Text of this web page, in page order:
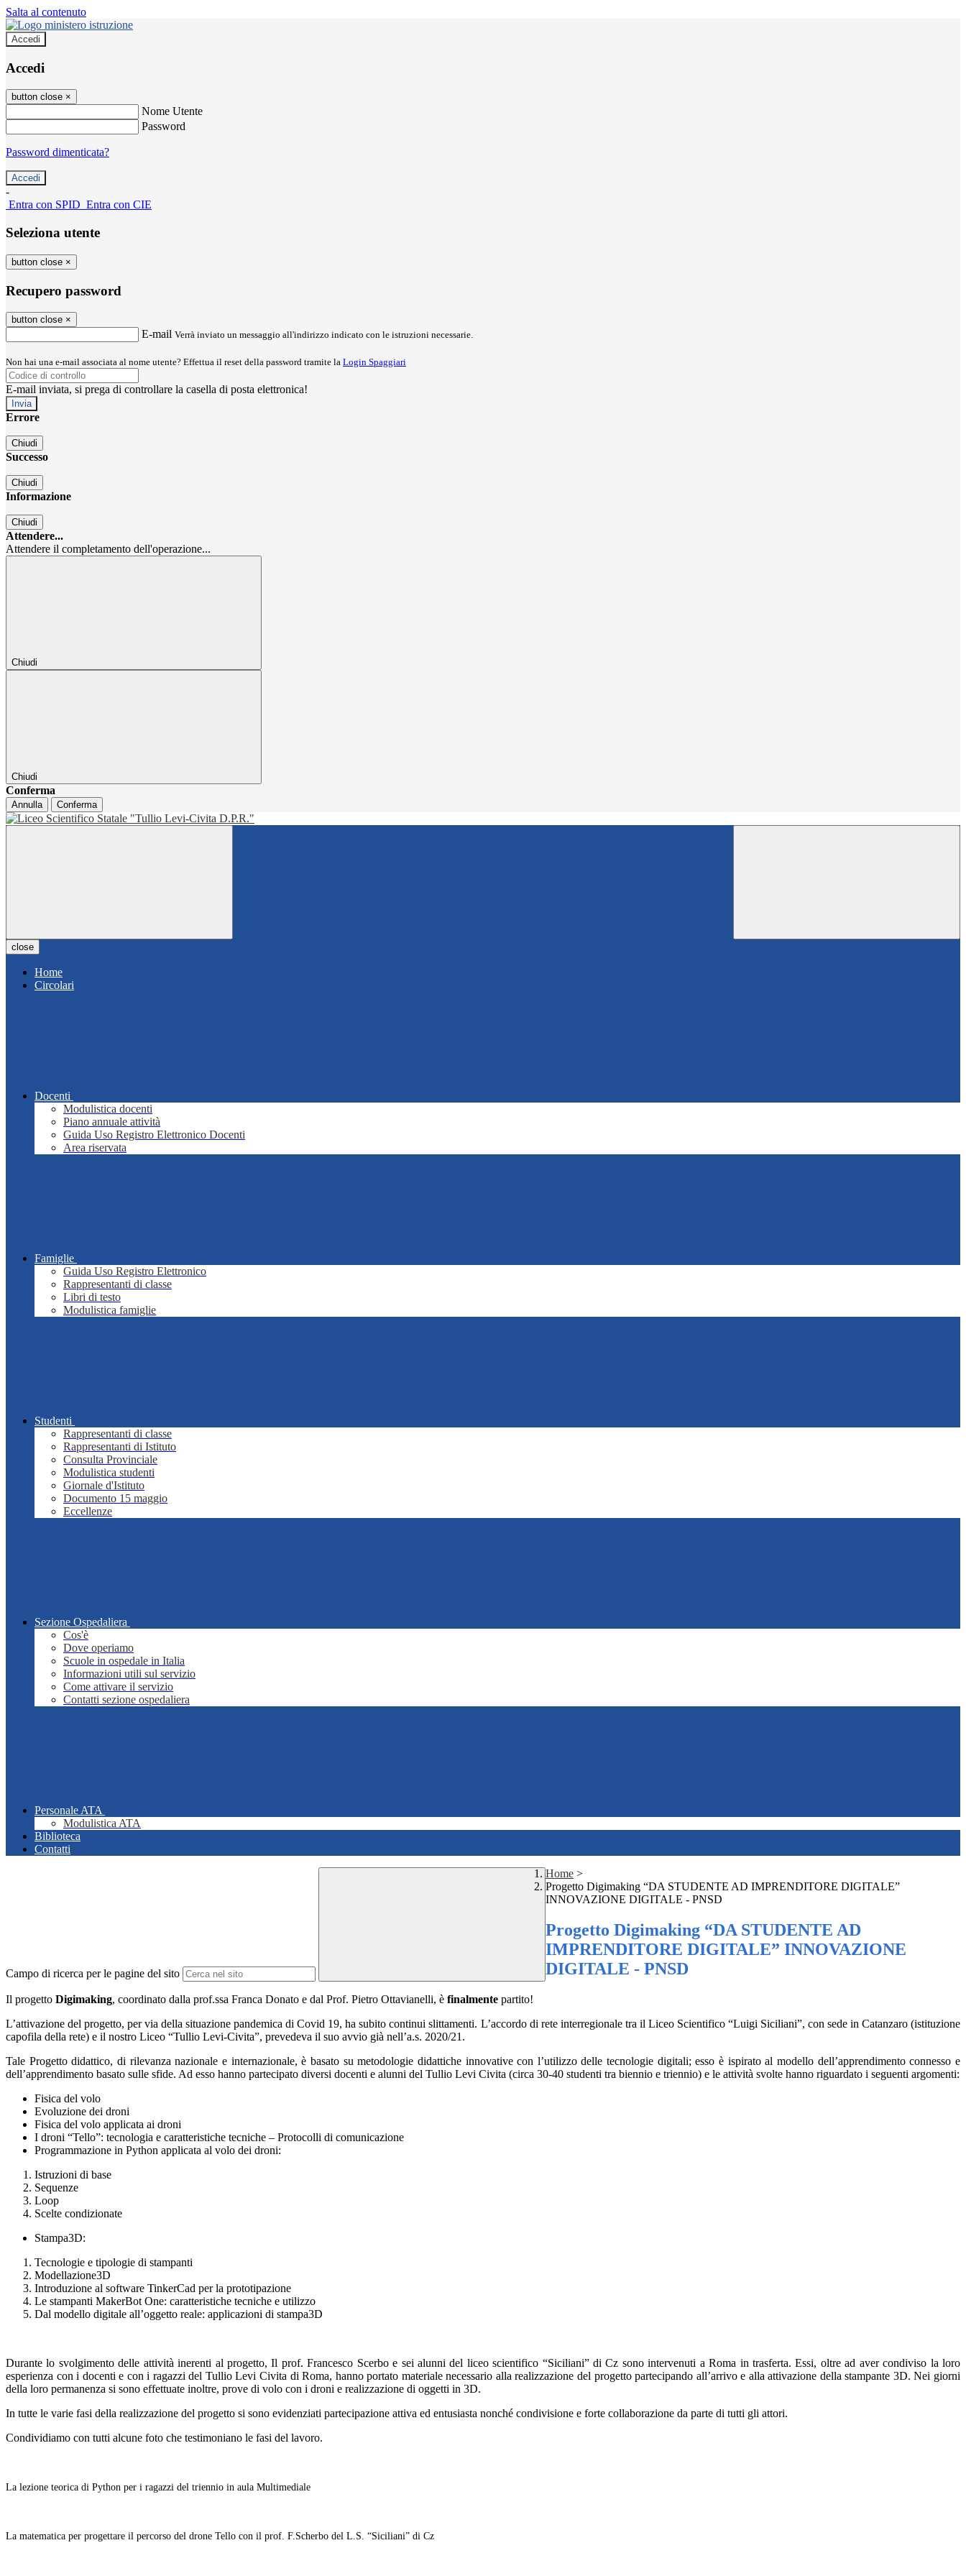
Salta al contenuto
Accedi
Accedi
button close ×
Nome Utente
Password
Password dimenticata?
-
Entra con SPID Entra con CIE
Seleziona utente
button close ×
Recupero password
button close ×
E-mail Verrà inviato un messaggio all'indirizzo indicato con le istruzioni necessarie.
Non hai una e-mail associata al nome utente? Effettua il reset della password tramite la Login Spaggiari
E-mail inviata, si prega di controllare la casella di posta elettronica!
Errore
Chiudi
Successo
Chiudi
Informazione
Chiudi
Attendere...
Attendere il completamento dell'operazione...
Chiudi
Chiudi
Conferma
Annulla Conferma
close
Home
Circolari
Docenti
Modulistica docenti
Piano annuale attività
Guida Uso Registro Elettronico Docenti
Area riservata
Famiglie
Guida Uso Registro Elettronico
Rappresentanti di classe
Libri di testo
Modulistica famiglie
Studenti
Rappresentanti di classe
Rappresentanti di Istituto
Consulta Provinciale
Modulistica studenti
Giornale d'Istituto
Documento 15 maggio
Eccellenze
Sezione Ospedaliera
Cos'è
Dove operiamo
Scuole in ospedale in Italia
Informazioni utili sul servizio
Come attivare il servizio
Contatti sezione ospedaliera
Personale ATA
Modulistica ATA
Biblioteca
Contatti
Campo di ricerca per le pagine del sito
Home >
Progetto Digimaking “DA STUDENTE AD IMPRENDITORE DIGITALE”
INNOVAZIONE DIGITALE - PNSD
Progetto Digimaking “DA STUDENTE AD
IMPRENDITORE DIGITALE” INNOVAZIONE
DIGITALE - PNSD
Il progetto Digimaking, coordinato dalla prof.ssa Franca Donato e dal Prof. Pietro Ottavianelli, è finalmente partito!
L’attivazione del progetto, per via della situazione pandemica di Covid 19, ha subito continui slittamenti. L’accordo di rete interregionale tra il Liceo Scientifico “Luigi Siciliani”, con sede in Catanzaro (istituzione
capofila della rete) e il nostro Liceo “Tullio Levi-Civita”, prevedeva il suo avvio già nell’a.s. 2020/21.
Tale Progetto didattico, di rilevanza nazionale e internazionale, è basato su metodologie didattiche innovative con l’utilizzo delle tecnologie digitali; esso è ispirato al modello dell’apprendimento connesso e
dell’apprendimento basato sulle sfide. Ad esso hanno partecipato diversi docenti e alunni del Tullio Levi Civita (circa 30-40 studenti tra biennio e triennio) e le attività svolte hanno riguardato i seguenti argomenti:
Fisica del volo
Evoluzione dei droni
Fisica del volo applicata ai droni
I droni “Tello”: tecnologia e caratteristiche tecniche – Protocolli di comunicazione
Programmazione in Python applicata al volo dei droni:
Istruzioni di base
Sequenze
Loop
Scelte condizionate
Stampa3D:
Tecnologie e tipologie di stampanti
Modellazione3D
Introduzione al software TinkerCad per la prototipazione
Le stampanti MakerBot One: caratteristiche tecniche e utilizzo
Dal modello digitale all’oggetto reale: applicazioni di stampa3D
Durante lo svolgimento delle attività inerenti al progetto, Il prof. Francesco Scerbo e sei alunni del liceo scientifico “Siciliani” di Cz sono intervenuti a Roma in trasferta. Essi, oltre ad aver condiviso la loro
esperienza con i docenti e con i ragazzi del Tullio Levi Civita di Roma, hanno portato materiale necessario alla realizzazione del progetto partecipando all’arrivo e alla attivazione della stampante 3D. Nei giorni
della loro permanenza si sono effettuate inoltre, prove di volo con i droni e realizzazione di oggetti in 3D.
In tutte le varie fasi della realizzazione del progetto si sono evidenziati partecipazione attiva ed entusiasta nonché condivisione e forte collaborazione da parte di tutti gli attori.
Condividiamo con tutti alcune foto che testimoniano le fasi del lavoro.
La lezione teorica di Python per i ragazzi del triennio in aula Multimediale
La matematica per progettare il percorso del drone Tello con il prof. F.Scherbo del L.S. “Siciliani” di Cz